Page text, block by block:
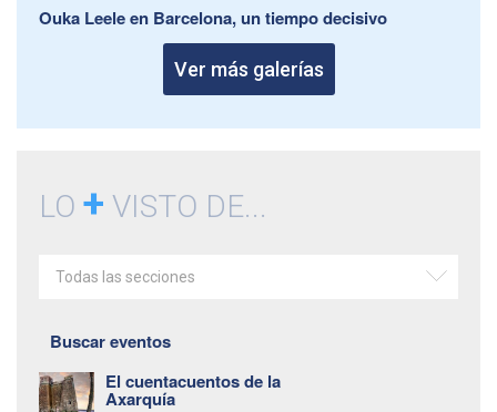
Ouka Leele en Barcelona, un tiempo decisivo
Ver más galerías
LO + VISTO DE...
Todas las secciones
Buscar eventos
El cuentacuentos de la
Axarquía